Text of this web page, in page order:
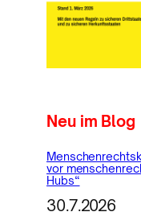
Neu im Blog
vor
Hubs“
30.7.2026